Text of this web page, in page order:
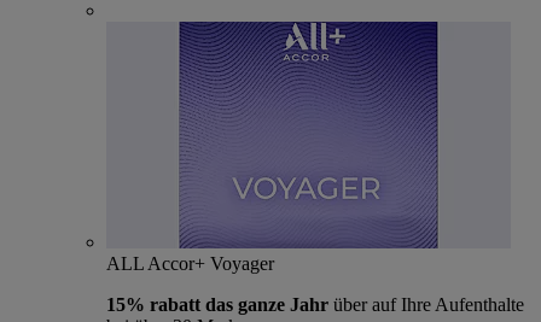
ALL Accor+ Voyager
15% rabatt das ganze Jahr über auf Ihre Aufenthalte